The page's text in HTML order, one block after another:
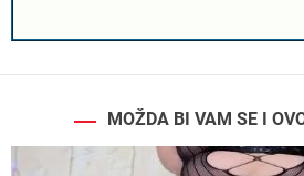
MOŽDA BI VAM SE I